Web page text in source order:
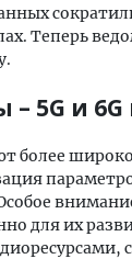
Теперь
5G и
более
для их